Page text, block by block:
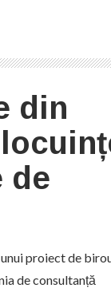
din
de
proiect de
de consultanță